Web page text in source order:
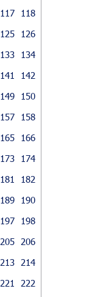
117
118
125
126
133
134
141
142
149
150
157
158
165
166
173
174
181
182
189
190
197
198
205
206
213
214
221
222